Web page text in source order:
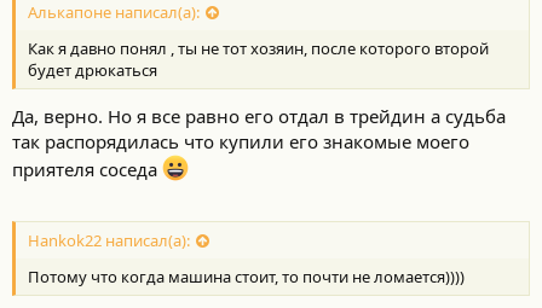
Алькапоне написал(а):
Как я давно понял , ты не тот хозяин, после которого второй
будет дрюкаться
Да, верно. Но я все равно его отдал в трейдин а судьба
так распорядилась что купили его знакомые моего
приятеля соседа
Hankok22 написал(а):
Потому что когда машина стоит, то почти не ломается))))